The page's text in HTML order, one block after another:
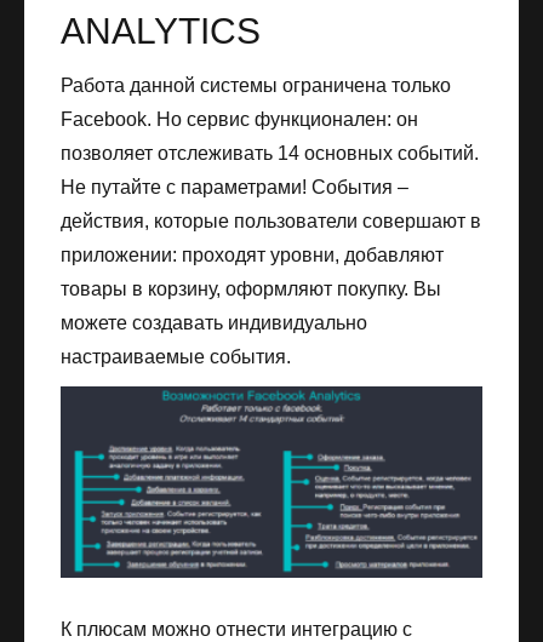
ANALYTICS
Работа данной системы ограничена только
Facebook. Но сервис функционален: он
позволяет отслеживать 14 основных событий.
Не путайте с параметрами! События –
действия, которые пользователи совершают в
приложении: проходят уровни, добавляют
товары в корзину, оформляют покупку. Вы
можете создавать индивидуально
настраиваемые события.
К плюсам можно отнести интеграцию с